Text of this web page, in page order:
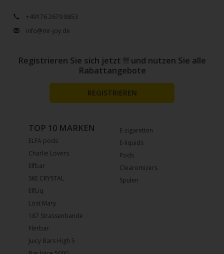
+49176 2679 8853
info@mr-joy.de
E-zigaretten
E-liquids
Pods
Clearomizers
Spulen
TOP 10 MARKEN
ELFA pods
Charlie Lovers
Elfbar
SKE CRYSTAL
ElfLiq
Lost Mary
187 Strassenbande
Flerbar
Juicy Bars High 5
Registrieren Sie sich jetzt !!! und nutzen Sie alle
Rabattangebote
REGISTRIEREN